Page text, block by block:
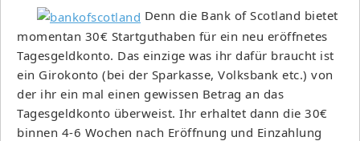
Denn die Bank of Scotland bietet
momentan 30€ Startguthaben für ein neu eröffnetes
Tagesgeldkonto. Das einzige was ihr dafür braucht ist
ein Girokonto (bei der Sparkasse, Volksbank etc.) von
der ihr ein mal einen gewissen Betrag an das
Tagesgeldkonto überweist. Ihr erhaltet dann die 30€
binnen 4-6 Wochen nach Eröffnung und Einzahlung